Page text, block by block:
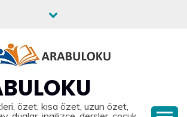
özet, kısa özet, uzun özet,